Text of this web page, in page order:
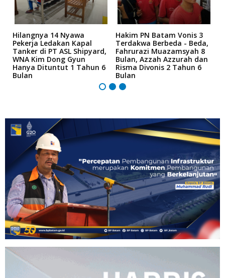
Hilangnya 14 Nyawa
Pekerja Ledakan Kapal
Tanker di PT ASL Shipyard,
WNA Kim Dong Gyun
Hanya Dituntut 1 Tahun 6
Bulan
Hakim PN Batam Vonis 3
Terdakwa Berbeda - Beda,
Fahrurazi Muazamsyah 8
Bulan, Azzah Azzurah dan
Risma Divonis 2 Tahun 6
Bulan